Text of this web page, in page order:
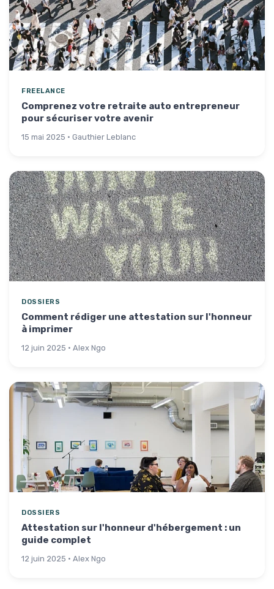
FREELANCE
Comprenez votre retraite auto entrepreneur
pour sécuriser votre avenir
15 mai 2025 · Gauthier Leblanc
DOSSIERS
Comment rédiger une attestation sur l'honneur
à imprimer
12 juin 2025 · Alex Ngo
DOSSIERS
Attestation sur l'honneur d'hébergement : un
guide complet
12 juin 2025 · Alex Ngo